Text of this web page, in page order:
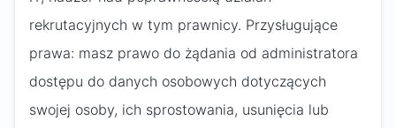
rekrutacyjnych w tym prawnicy. Przysługujące
prawa: masz prawo do żądania od administratora
dostępu do danych osobowych dotyczących
swojej osoby, ich sprostowania, usunięcia lub